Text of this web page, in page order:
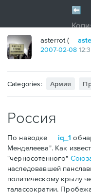
asterrot (
2007-02-08
Categories: Армия
Россия
По наводке iq_1
Менделеева". Как
"черносотенного"
наследовавшей
политическому крылу
талассократии.